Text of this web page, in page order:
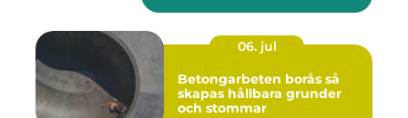
06. jul
Betongarbeten borås så
skapas hållbara grunder
och stommar